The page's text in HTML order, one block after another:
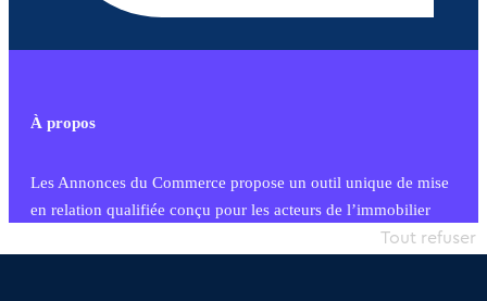
À propos
Les Annonces du Commerce propose un outil unique de mise
en relation qualifiée conçu pour les acteurs de l’immobilier
commercial et les collectivités territoriales, simple et intégrant
Tout refuser